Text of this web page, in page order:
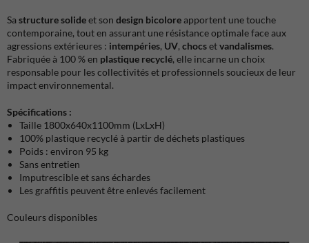
Sa structure solideet son design bicoloreapportent une touche
contemporaine, tout en assurant une résistance optimale face aux
agressions extérieures : intempéries, UV, chocsetvandalismes.
Fabriquée à 100 % en plastique recyclé, elle incarne un choix
responsable pour les collectivités et professionnels soucieux de leur
impact environnemental.
Spécifications :
Taille 1800x640x1100mm (LxLxH)
100% plastique recyclé à partir de déchets plastiques
Poids : environ 95 kg
Sans entretien
Imputrescible et sans échardes
Les graffitis peuvent être enlevés facilement
Couleurs disponibles